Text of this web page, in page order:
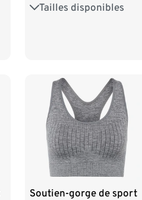
Tailles disponibles
75B 75C 80B
Soutien-gorge de sport